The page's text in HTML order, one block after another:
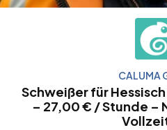
CALUMA
Schweißer für
– 27,00 € / Stunde –